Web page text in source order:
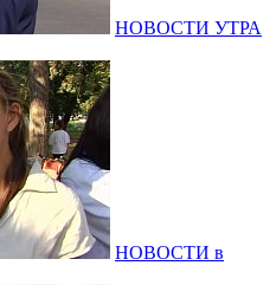
НОВОСТИ УТРА
НОВОСТИ в